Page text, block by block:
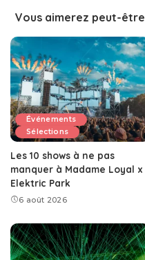
Vous aimerez peut-être
Événements
Sélections
Les 10 shows à ne pas
manquer à Madame Loyal x
Elektric Park
6 août 2026